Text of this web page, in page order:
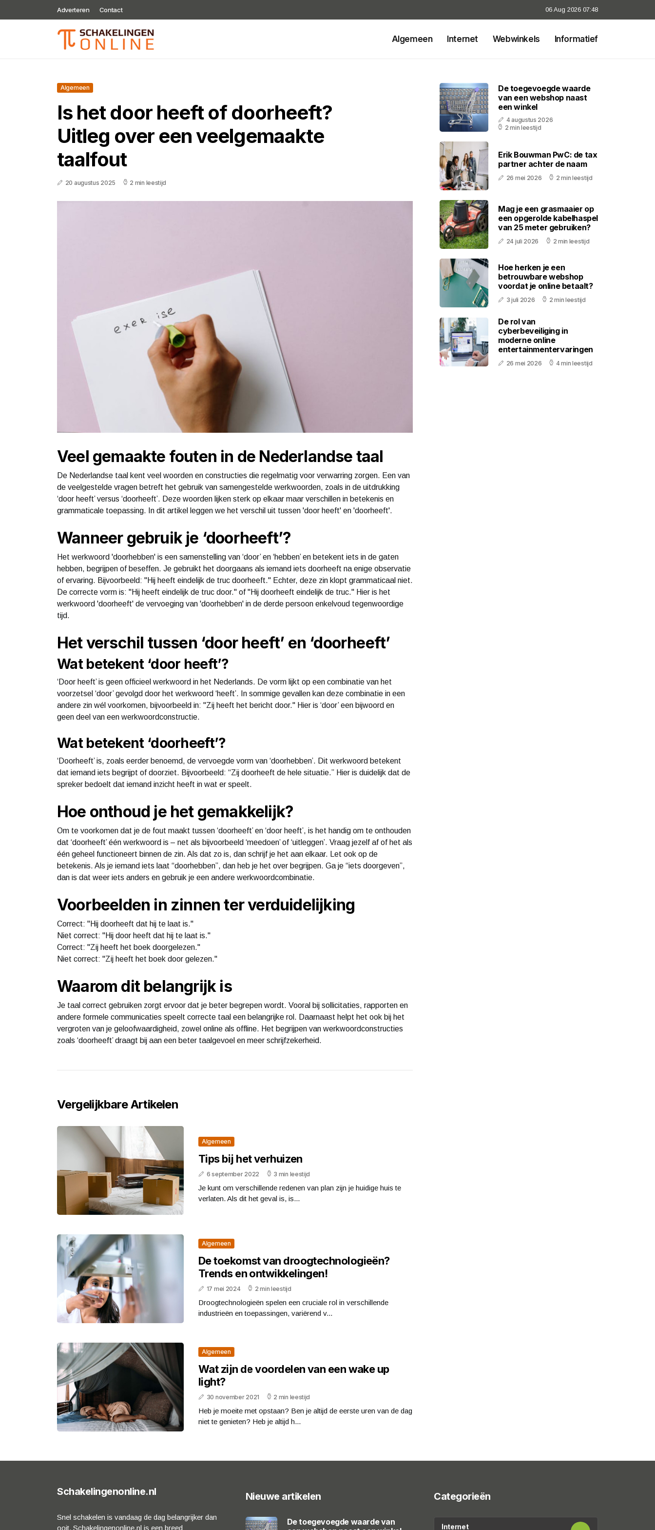
Adverteren Contact 06 Aug 2026 07:48
Algemeen Internet Webwinkels Informatief
Algemeen
Is het door heeft of doorheeft?
Uitleg over een veelgemaakte
taalfout
20 augustus 2025 2 min leestijd
Veel gemaakte fouten in de Nederlandse taal
De Nederlandse taal kent veel woorden en constructies die regelmatig voor verwarring zorgen. Een van
de veelgestelde vragen betreft het gebruik van samengestelde werkwoorden, zoals in de uitdrukking
‘door heeft’ versus ‘doorheeft’. Deze woorden lijken sterk op elkaar maar verschillen in betekenis en
grammaticale toepassing. In dit artikel leggen we het verschil uit tussen 'door heeft' en 'doorheeft'.
Wanneer gebruik je ‘doorheeft’?
Het werkwoord 'doorhebben' is een samenstelling van ‘door’ en ‘hebben’ en betekent iets in de gaten
hebben, begrijpen of beseffen. Je gebruikt het doorgaans als iemand iets doorheeft na enige observatie
of ervaring. Bijvoorbeeld: "Hij heeft eindelijk de truc doorheeft." Echter, deze zin klopt grammaticaal niet.
De correcte vorm is: "Hij heeft eindelijk de truc door." of "Hij doorheeft eindelijk de truc." Hier is het
werkwoord 'doorheeft' de vervoeging van 'doorhebben' in de derde persoon enkelvoud tegenwoordige
tijd.
Het verschil tussen ‘door heeft’ en ‘doorheeft’
Wat betekent ‘door heeft’?
‘Door heeft’ is geen officieel werkwoord in het Nederlands. De vorm lijkt op een combinatie van het
voorzetsel ‘door’ gevolgd door het werkwoord ‘heeft’. In sommige gevallen kan deze combinatie in een
andere zin wél voorkomen, bijvoorbeeld in: "Zij heeft het bericht door." Hier is ‘door’ een bijwoord en
geen deel van een werkwoordconstructie.
Wat betekent ‘doorheeft’?
‘Doorheeft’ is, zoals eerder benoemd, de vervoegde vorm van ‘doorhebben’. Dit werkwoord betekent
dat iemand iets begrijpt of doorziet. Bijvoorbeeld: “Zij doorheeft de hele situatie.” Hier is duidelijk dat de
spreker bedoelt dat iemand inzicht heeft in wat er speelt.
Hoe onthoud je het gemakkelijk?
Om te voorkomen dat je de fout maakt tussen ‘doorheeft’ en ‘door heeft’, is het handig om te onthouden
dat ‘doorheeft’ één werkwoord is – net als bijvoorbeeld ‘meedoen’ of ‘uitleggen’. Vraag jezelf af of het als
één geheel functioneert binnen de zin. Als dat zo is, dan schrijf je het aan elkaar. Let ook op de
betekenis. Als je iemand iets laat “doorhebben”, dan heb je het over begrijpen. Ga je “iets doorgeven”,
dan is dat weer iets anders en gebruik je een andere werkwoordcombinatie.
Voorbeelden in zinnen ter verduidelijking
Correct: "Hij doorheeft dat hij te laat is."
Niet correct: "Hij door heeft dat hij te laat is."
Correct: "Zij heeft het boek doorgelezen."
Niet correct: "Zij heeft het boek door gelezen."
Waarom dit belangrijk is
Je taal correct gebruiken zorgt ervoor dat je beter begrepen wordt. Vooral bij sollicitaties, rapporten en
andere formele communicaties speelt correcte taal een belangrijke rol. Daarnaast helpt het ook bij het
vergroten van je geloofwaardigheid, zowel online als offline. Het begrijpen van werkwoordconstructies
zoals ‘doorheeft’ draagt bij aan een beter taalgevoel en meer schrijfzekerheid.
Vergelijkbare Artikelen
Algemeen
Tips bij het verhuizen
6 september 2022 3 min leestijd
Je kunt om verschillende redenen van plan zijn je huidige huis te
verlaten. Als dit het geval is, is...
Algemeen
De toekomst van droogtechnologieën?
Trends en ontwikkelingen!
17 mei 2024 2 min leestijd
Droogtechnologieën spelen een cruciale rol in verschillende
industrieën en toepassingen, variërend v...
Algemeen
Wat zijn de voordelen van een wake up
light?
30 november 2021 2 min leestijd
Heb je moeite met opstaan? Ben je altijd de eerste uren van de dag
niet te genieten? Heb je altijd h...
De toegevoegde waarde
van een webshop naast
een winkel
4 augustus 2026
2 min leestijd
Erik Bouwman PwC: de tax
partner achter de naam
26 mei 2026 2 min leestijd
Mag je een grasmaaier op
een opgerolde kabelhaspel
van 25 meter gebruiken?
24 juli 2026 2 min leestijd
Hoe herken je een
betrouwbare webshop
voordat je online betaalt?
3 juli 2026 2 min leestijd
De rol van
cyberbeveiliging in
moderne online
entertainmentervaringen
26 mei 2026 4 min leestijd
Schakelingenonline.nl
Snel schakelen is vandaag de dag belangrijker dan
ooit. Schakelingenonline.nl is een breed
Nieuwe artikelen
De toegevoegde waarde van
Categorieën
Internet